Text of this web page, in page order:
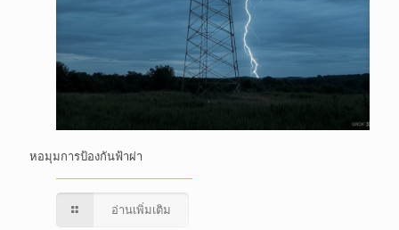
หอมุมการป้องกันฟ้าผ่า
อ่านเพิ่มเติม